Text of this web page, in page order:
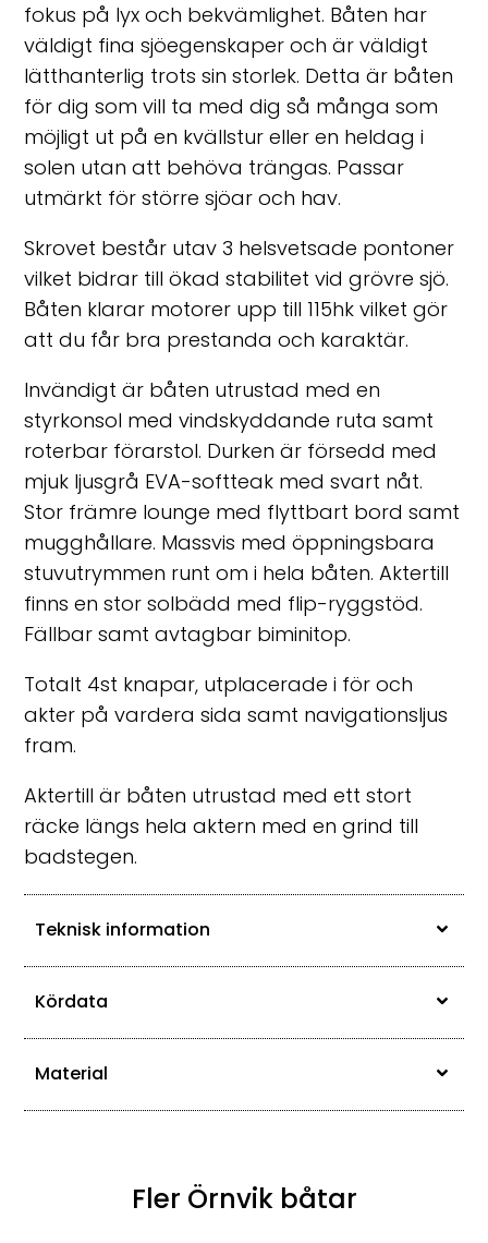
fokus på lyx och bekvämlighet. Båten har
väldigt fina sjöegenskaper och är väldigt
lätthanterlig trots sin storlek. Detta är båten
för dig som vill ta med dig så många som
möjligt ut på en kvällstur eller en heldag i
solen utan att behöva trängas. Passar
utmärkt för större sjöar och hav.
Skrovet består utav 3 helsvetsade pontoner
vilket bidrar till ökad stabilitet vid grövre sjö.
Båten klarar motorer upp till 115hk vilket gör
att du får bra prestanda och karaktär.
Invändigt är båten utrustad med en
styrkonsol med vindskyddande ruta samt
roterbar förarstol. Durken är försedd med
mjuk ljusgrå EVA-softteak med svart nåt.
Stor främre lounge med flyttbart bord samt
mugghållare. Massvis med öppningsbara
stuvutrymmen runt om i hela båten. Aktertill
finns en stor solbädd med flip-ryggstöd.
Fällbar samt avtagbar biminitop.
Totalt 4st knapar, utplacerade i för och
akter på vardera sida samt navigationsljus
fram.
Aktertill är båten utrustad med ett stort
räcke längs hela aktern med en grind till
badstegen.
Teknisk information
Kördata
Material
Fler Örnvik båtar